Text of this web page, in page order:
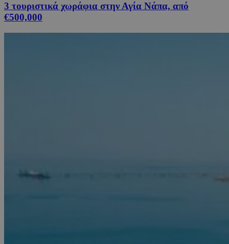
3 τουριστικά χωράφια στην Αγία Νάπα, από
€500,000